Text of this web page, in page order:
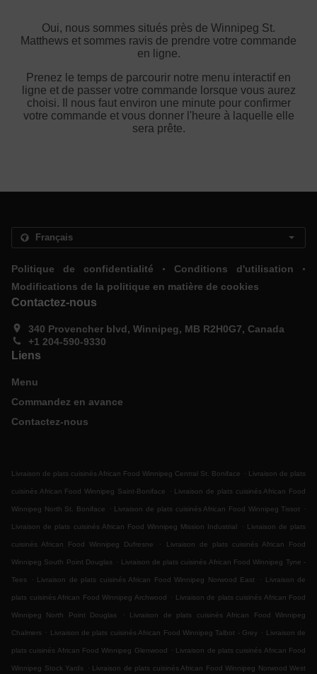
Oui, nous sommes situés près de Winnipeg St.
Matthews et sommes ravis de prendre votre commande
en ligne.
Prenez le temps de parcourir notre menu interactif en
ligne et de passer votre commande lorsque vous aurez
choisi. Il nous faut environ une minute pour confirmer
votre commande et vous donner l'heure à laquelle elle
sera prête.
Politique de confidentialité . Conditions d'utilisation .
Modifications de la politique en matière de cookies
Contactez-nous
340 Provencher blvd, Winnipeg, MB R2H0G7, Canada
+1 204-590-9330
Liens
Menu
Commandez en avance
Contactez-nous
Livraison de plats cuisinés African Food Winnipeg Central St. Boniface . Livraison de plats
cuisinés African Food Winnipeg Saint-Boniface . Livraison de plats cuisinés African Food
Winnipeg North St. Boniface . Livraison de plats cuisinés African Food Winnipeg Tissot .
Livraison de plats cuisinés African Food Winnipeg Mission Industrial . Livraison de plats
cuisinés African Food Winnipeg Dufresne . Livraison de plats cuisinés African Food
Winnipeg South Point Douglas . Livraison de plats cuisinés African Food Winnipeg Tyne -
Tees . Livraison de plats cuisinés African Food Winnipeg Norwood East . Livraison de
plats cuisinés African Food Winnipeg Archwood . Livraison de plats cuisinés African Food
Winnipeg North Point Douglas . Livraison de plats cuisinés African Food Winnipeg
Chalmers . Livraison de plats cuisinés African Food Winnipeg Talbot - Grey . Livraison de
plats cuisinés African Food Winnipeg Glenwood . Livraison de plats cuisinés African Food
Winnipeg Stock Yards . Livraison de plats cuisinés African Food Winnipeg Norwood West